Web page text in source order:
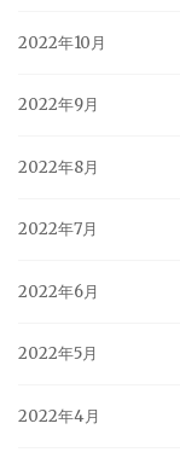
2022年10月
2022年9月
2022年8月
2022年7月
2022年6月
2022年5月
2022年4月